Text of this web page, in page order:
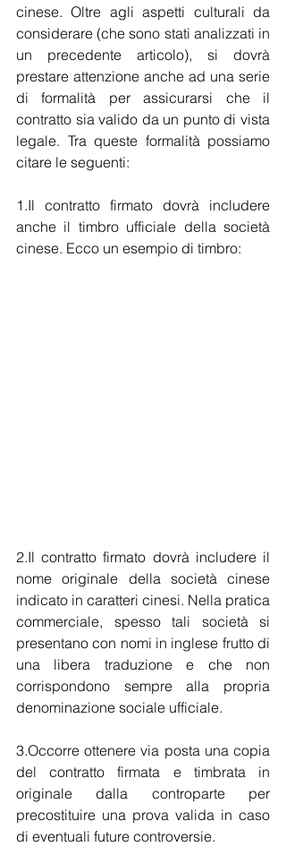
cinese. Oltre agli aspetti culturali da
considerare (che sono stati analizzati in
un precedente articolo), si dovrà
prestare attenzione anche ad una serie
di formalità per assicurarsi che il
contratto sia valido da un punto di vista
legale. Tra queste formalità possiamo
citare le seguenti:
1.Il contratto firmato dovrà includere
anche il timbro ufficiale della società
cinese. Ecco un esempio di timbro:
2.Il contratto firmato dovrà includere il
nome originale della società cinese
indicato in caratteri cinesi. Nella pratica
commerciale, spesso tali società si
presentano con nomi in inglese frutto di
una libera traduzione e che non
corrispondono sempre alla propria
denominazione sociale ufficiale.
3.Occorre ottenere via posta una copia
del contratto firmata e timbrata in
originale dalla controparte per
precostituire una prova valida in caso
di eventuali future controversie.